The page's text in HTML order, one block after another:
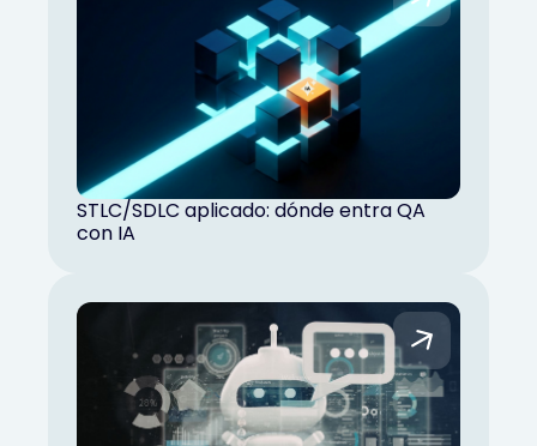
STLC/SDLC aplicado: dónde entra QA
con IA